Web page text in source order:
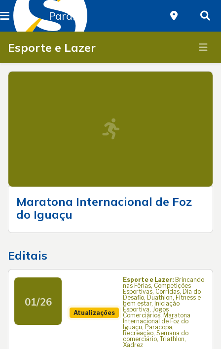
Paraná
Esporte e Lazer
Maratona Internacional de Foz
do Iguaçu
Editais
01/26
Atualizações
Esporte e Lazer:Brincando
nas Férias, Competições
Esportivas, Corridas, Dia do
Desafio, Duathlon, Fitness e
bem estar, Iniciação
Esportiva, Jogos
Comerciários, Maratona
Internacional de Foz do
Iguaçu, Paracopa,
Recreação, Semana do
comerciário, Triathlon,
Xadrez